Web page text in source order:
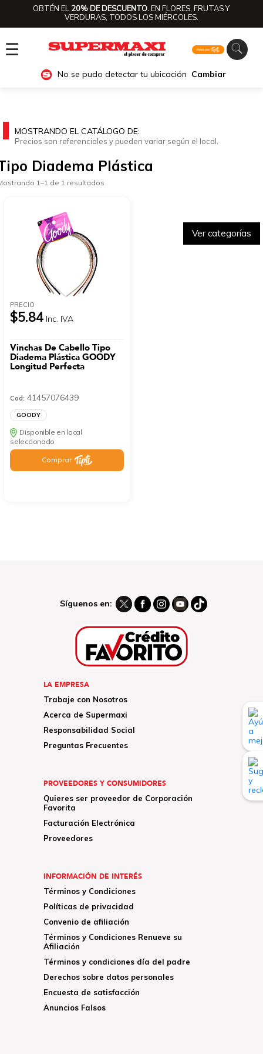
OBTÉN EL 20% DE DESCUENTO.EN FLORES, FRUTAS Y
VERDURAS, TODOS LOS MIÉRCOLES.
☰
No se pudo detectar tu ubicación Cambiar
Ver categorías
MOSTRANDO EL CATÁLOGO DE:
Precios son referenciales y pueden variar según el local.
Diadema Plástica
1–1 de 1 resultados
PRECIO
$5.84 Inc. IVA
Vinchas De Cabello Tipo
Diadema Plástica GOODY
Longitud Perfecta
Cod: 41457076439
GOODY
Disponible en local
seleccionado
Comprar
Síguenos en:
LA EMPRESA
Trabaje con Nosotros
Acerca de Supermaxi
Responsabilidad Social
Preguntas Frecuentes
PROVEEDORES Y CONSUMIDORES
Quieres ser proveedor de Corporación
Favorita
Facturación Electrónica
Proveedores
INFORMACIÓN DE INTERÉS
Términos y Condiciones
Políticas de privacidad
Convenio de afiliación
Términos y Condiciones Renueve su
Afiliación
Términos y condiciones día del padre
Derechos sobre datos personales
Encuesta de satisfacción
Anuncios Falsos